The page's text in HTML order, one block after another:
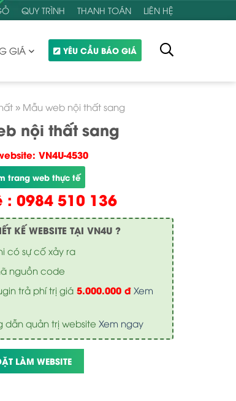
QUY TRÌNH THANH TOÁN LIÊN HỆ
GIÁ YÊU CẦU BÁO GIÁ
» Mẫu web nội thất sang
nội thất sang
VN4U-4530
trang web thực tế
: 0984 510 136
KẾ WEBSITE TẠI VN4U ?
có sự cố xảy ra
nguồn code
trả phí trị giá5.000.000 đ Xem
dẫn quản trị website Xem ngay
LÀM WEBSITE